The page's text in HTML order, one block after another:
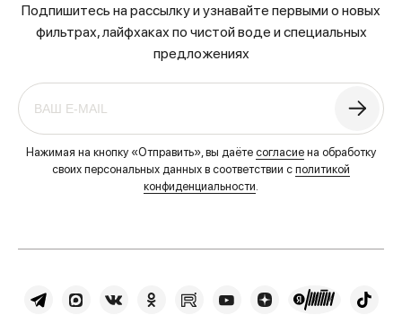
Подпишитесь на рассылку и узнавайте первыми о новых
фильтрах, лайфхаках по чистой воде и специальных
предложениях
Нажимая на кнопку «Отправить», вы даёте согласие на обработку
своих персональных данных в соответствии с политикой
конфиденциальности